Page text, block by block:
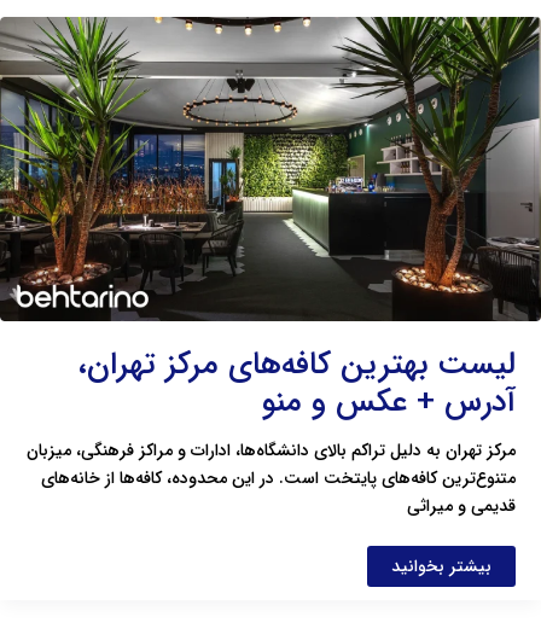
لیست بهترین کافه‌های مرکز تهران،
آدرس + عکس و منو
مرکز تهران به دلیل تراکم بالای دانشگاه‌ها، ادارات و مراکز فرهنگی، میزبان
متنوع‌ترین کافه‌های پایتخت است. در این محدوده، کافه‌ها از خانه‌های
قدیمی و میراثی
بیشتر بخوانید